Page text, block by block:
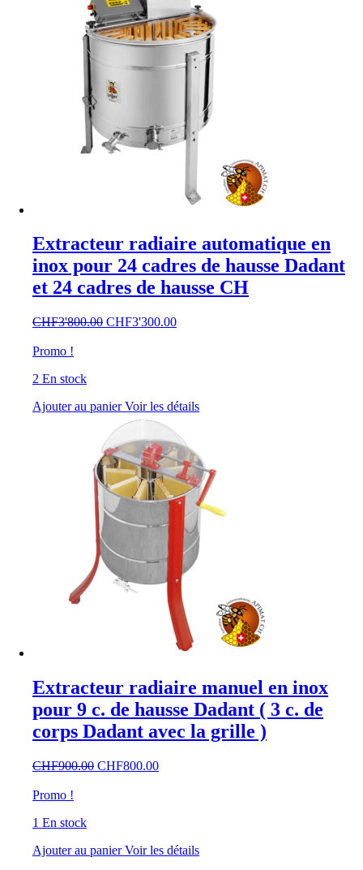
Extracteur radiaire automatique en
inox pour 24 cadres de hausse Dadant
et 24 cadres de hausse CH
CHF3'800.00 Le
CHF3'300.00Le
Promo !
2 En stock
Ajouter au panierVoir les détails
Extracteur radiaire manuel en inox
pour 9 c. de hausse Dadant ( 3 c. de
corps Dadant avec la grille )
CHF900.00 Le
CHF800.00Le
Promo !
1 En stock
Ajouter au panierVoir les détails